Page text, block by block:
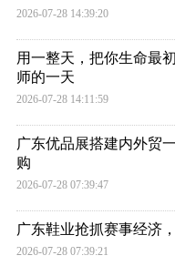
2026-07-28 14:39:20
用一整天，把你生命最
师的一天
2026-07-28 14:11:59
广东优品展搭建内外贸
购
2026-07-28 07:39:47
广东鞋业抢抓赛事经济
2026-07-28 07:39:21